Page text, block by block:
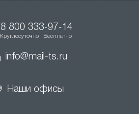
8 800 333-97-14
Круглосуточно | Бесплатно
info@mail-ts.ru
Наши офисы